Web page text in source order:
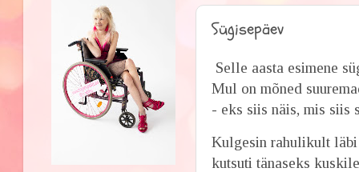
Sügisepäev
Selle aasta esimene
Mul on mõned
- eks siis näis, mis siis
Kulgesin rahulikult
kutsuti tänaseks